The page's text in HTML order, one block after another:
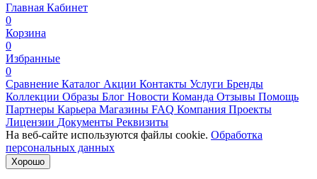
Главная Кабинет
0
Корзина
0
Избранные
0
Сравнение Каталог Акции Контакты Услуги Бренды
Коллекции Образы Блог Новости Команда Отзывы Помощь
Партнеры Карьера Магазины FAQ Компания Проекты
Лицензии Документы Реквизиты
На веб-сайте используются файлы cookie. Обработка
персональных данных
Хорошо